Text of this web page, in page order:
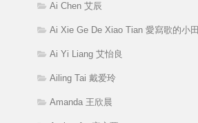
Ai Chen 艾辰
Ai Xie Ge De Xiao Tian 愛寫歌的小田
Ai Yi Liang 艾怡良
Ailing Tai 戴爱玲
Amanda 王欣晨